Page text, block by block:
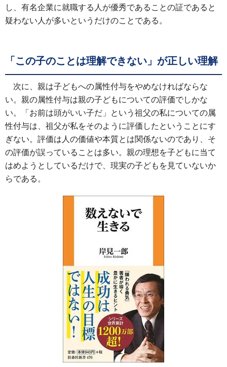
し、有名企業に就職する人が優秀であることの証であると
疑わない人が多いというだけのことである。
「この子のことは理解できない」が正しい理解
次に、親は子どもへの属性付与をやめなければならな
い。親の属性付与は親の子どもについての評価でしかな
い。「お前は頭がいい子だ」という祖父の私についての属
性付与は、祖父が私をそのように評価したということにす
ぎない。評価は人の価値や本質とは関係ないのであり、そ
の評価が誤っていることは多い。親の理想を子どもに当て
はめようとしているだけで、現実の子どもを見ていないか
らである。